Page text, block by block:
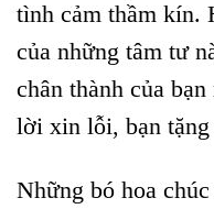
tình cảm thầm kín.
của những tâm tư
chân thành của
lời xin lỗi, bạn tặng
Những bó hoa